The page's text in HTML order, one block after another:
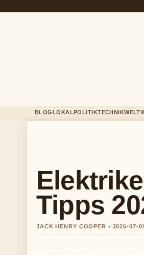
BLOGLOKALPOLITIKTECHNIKWELT
Tipps
JACK HENRY COOPER • 2026-07-